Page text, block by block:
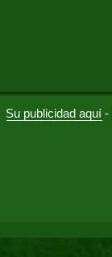
Su publicidad aquí -